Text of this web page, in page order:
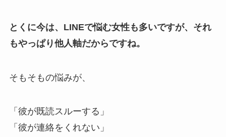
とくに今は、LINEで悩む女性も多いですが、それ
もやっぱり他人軸だからですね。
そもそもの悩みが、
「彼が既読スルーする」
「彼が連絡をくれない」